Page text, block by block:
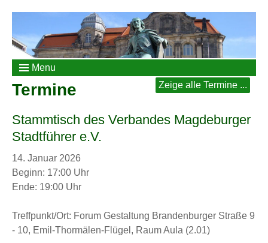
Menu
Termine Zeige alle Termine ...
Stammtisch des Verbandes Magdeburger
Stadtführer e.V.
14. Januar 2026
Beginn: 17:00 Uhr
Ende: 19:00 Uhr
Treffpunkt/Ort: Forum Gestaltung Brandenburger Straße 9
- 10, Emil-Thormälen-Flügel, Raum Aula (2.01)